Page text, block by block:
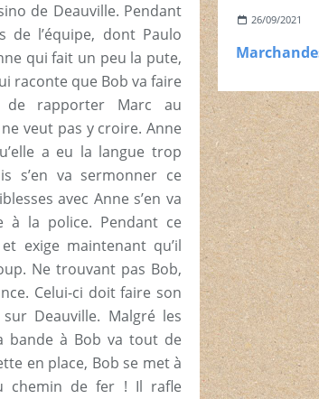
de Deauville. Pendant
l’équipe, dont Paulo
qui fait un peu la pute,
raconte que Bob va faire
de rapporter Marc au
veut pas y croire. Anne
a eu la langue trop
s’en va sermonner ce
avec Anne s’en va
à la police. Pendant ce
exige maintenant qu’il
Ne trouvant pas Bob,
Celui-ci doit faire son
Deauville. Malgré les
bande à Bob va tout de
en place, Bob se met à
chemin de fer ! Il rafle
26/09/2021